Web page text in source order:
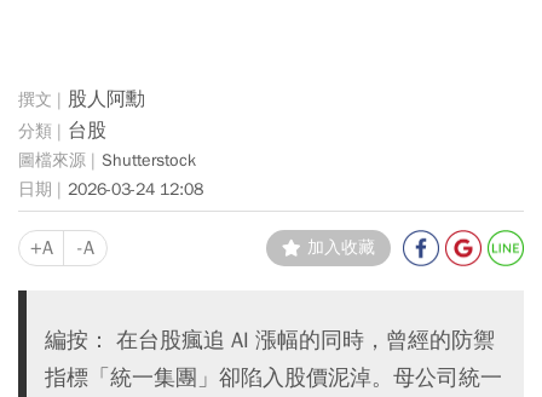
股人阿勳
台股
Shutterstock
2026-03-24 12:08
+A -A 加入收藏
編按： 在台股瘋追 AI 漲幅的同時，曾經的防禦
指標「統一集團」卻陷入股價泥淖。母公司統一